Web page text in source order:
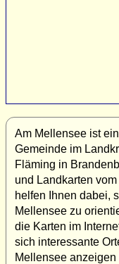
Am Mellensee ist
Gemeinde im
Fläming in
und Landkarten
helfen Ihnen dabei,
Mellensee zu
die Karten im
sich interessante
Mellensee